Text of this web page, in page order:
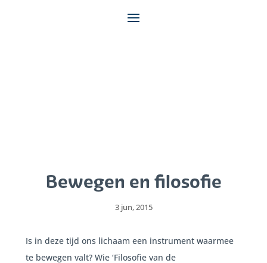
Bewegen en filosofie
3 jun, 2015
Is in deze tijd ons lichaam een instrument waarmee
te bewegen valt? Wie ‘Filosofie van de